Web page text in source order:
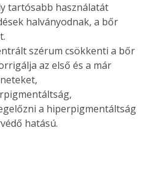
tartósabb használatát
halványodnak, a bőr
szérum csökkenti a bőr
az első és a már
a hiperpigmentáltság
hatású.